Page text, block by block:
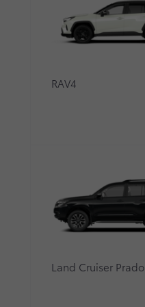
RAV4
Land Cruiser Prado